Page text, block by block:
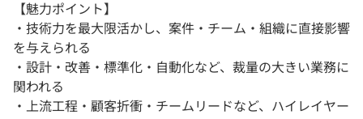
【魅力ポイント】
・技術力を最大限活かし、案件・チーム・組織に直接影響
を与えられる
・設計・改善・標準化・自動化など、裁量の大きい業務に
関われる
・上流工程・顧客折衝・チームリードなど、ハイレイヤー